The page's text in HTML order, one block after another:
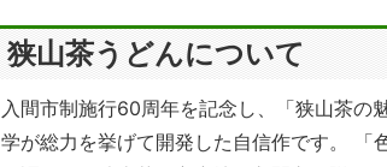
狭山茶うどんについて
入間市制施行60周年を記念し、「狭山茶の
学が総力を挙げて開発した自信作です。 「